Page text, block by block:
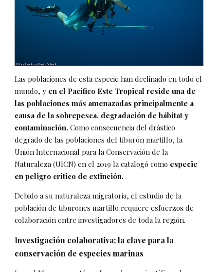
Las poblaciones de esta especie han declinado en todo el
mundo, y en el Pacífico Este Tropical reside una de
las poblaciones más amenazadas principalmente a
causa de la sobrepesca, degradación de hábitat y
contaminación. Como consecuencia del drástico
degrado de las poblaciones del tiburón martillo, la
Unión Internacional para la Conservación de la
Naturaleza (UICN) en el 2019 la catalogó como especie
en peligro crítico de extinción.
Debido a su naturaleza migratoria, el estudio de la
población de tiburones martillo requiere esfuerzos de
colaboración entre investigadores de toda la región.
Investigación colaborativa; la clave para la
conservación de especies marinas